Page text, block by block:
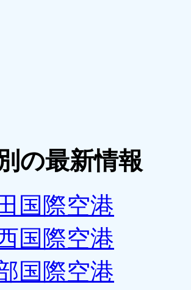
の最新情報
国際空港
国際空港
国際空港